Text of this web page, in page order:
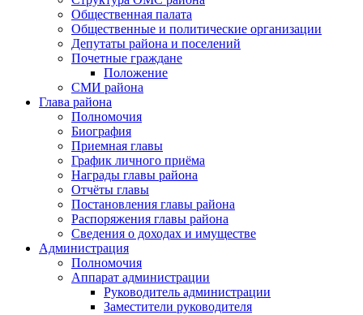
Общественная палата
Общественные и политические организации
Депутаты района и поселений
Почетные граждане
Положение
СМИ района
Глава района
Полномочия
Биография
Приемная главы
График личного приёма
Награды главы района
Отчёты главы
Постановления главы района
Распоряжения главы района
Сведения о доходах и имуществе
Администрация
Полномочия
Аппарат администрации
Руководитель администрации
Заместители руководителя